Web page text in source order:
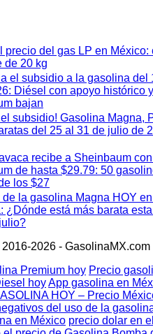
precio del gas LP en México:
de 20 kg
el subsidio a la gasolina del
Diésel con apoyo histórico
bajan
el subsidio! Gasolina Magna,
del 25 al 31 de julio de
recibe a Sheinbaum
de hasta $29.79: 50
los $27
de la gasolina Magna HOY
¿Dónde está más barata
2026 - GasolinaMX.com
Premium hoy Precio
hoyApp gasolina en
HOY – Precio
del uso de la
en México precio dolar en